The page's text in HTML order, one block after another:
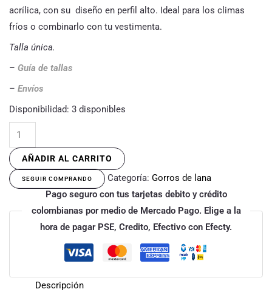
acrílica, con su diseño en perfil alto. Ideal para los climas
fríos o combinarlo con tu vestimenta.
Talla única.
– Guía de tallas
– Envíos
Disponibilidad: 3 disponibles
AÑADIR AL CARRITO
SEGUIR COMPRANDO Categoría: Gorros de lana
Pago seguro con tus tarjetas debito y crédito
colombianas por medio de Mercado Pago. Elige a la
hora de pagar PSE, Credito, Efectivo con Efecty.
Descripción